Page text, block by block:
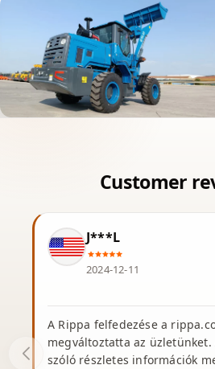
J***L
2024-12-11
A Rippa felfedezése a
megváltoztatta az
szóló részletes információk